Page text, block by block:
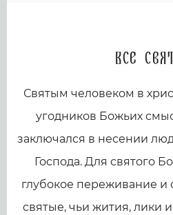
Все
Святым человеком в
угодников Божьих
заключался в несении
Господа. Для святого
глубокое переживание
святые, чьи жития, лики